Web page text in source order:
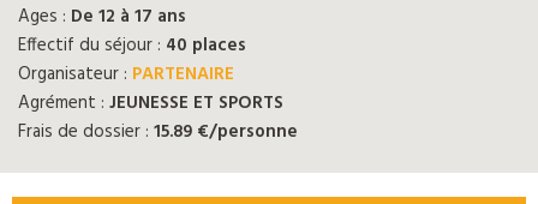
Ages : De 12 à 17 ans
Effectif du séjour : 40 places
Organisateur : PARTENAIRE
Agrément : JEUNESSE ET SPORTS
Frais de dossier : 15.89 €/personne